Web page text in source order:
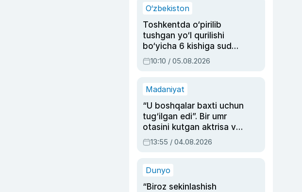
O‘zbekiston
Toshkentda o‘pirilib
tushgan yo‘l qurilishi
bo‘yicha 6 kishiga sud
hukmi o‘qildi
10:10 / 05.08.2026
Madaniyat
“U boshqalar baxti uchun
tug‘ilgan edi”. Bir umr
otasini kutgan aktrisa va
dublyaj ustasi Rimma
Ahmedovaning
13:55 / 04.08.2026
Dunyo
“Biroz sekinlashish